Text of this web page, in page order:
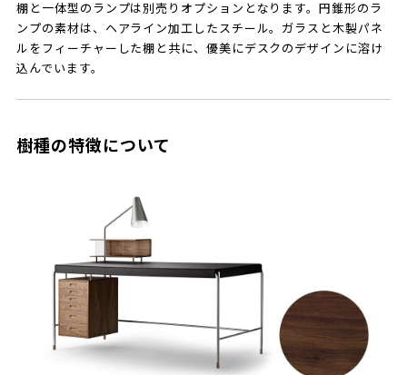
棚と一体型のランプは別売りオプションとなります。円錐形のラ
ンプの素材は、ヘアライン加工したスチール。ガラスと木製パネ
ルをフィーチャーした棚と共に、優美にデスクのデザインに溶け
込んでいます。
樹種の特徴について